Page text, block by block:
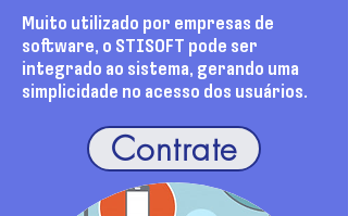
Muito utilizado por empresas de
software, o STISOFT pode ser
integrado ao sistema, gerando uma
simplicidade no acesso dos usuários.
Contrate